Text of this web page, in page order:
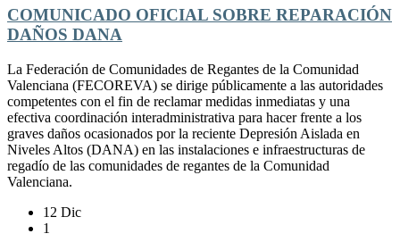
COMUNICADO OFICIAL SOBRE REPARACIÓN
DAÑOS DANA
La Federación de Comunidades de Regantes de la Comunidad
Valenciana (FECOREVA) se dirige públicamente a las autoridades
competentes con el fin de reclamar medidas inmediatas y una
efectiva coordinación interadministrativa para hacer frente a los
graves daños ocasionados por la reciente Depresión Aislada en
Niveles Altos (DANA) en las instalaciones e infraestructuras de
regadío de las comunidades de regantes de la Comunidad
Valenciana.
12 Dic
1